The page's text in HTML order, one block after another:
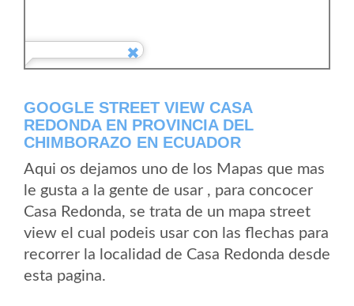
GOOGLE STREET VIEW CASA
REDONDA EN PROVINCIA DEL
CHIMBORAZO EN ECUADOR
Aqui os dejamos uno de los Mapas que mas
le gusta a la gente de usar , para concocer
Casa Redonda, se trata de un mapa street
view el cual podeis usar con las flechas para
recorrer la localidad de Casa Redonda desde
esta pagina.